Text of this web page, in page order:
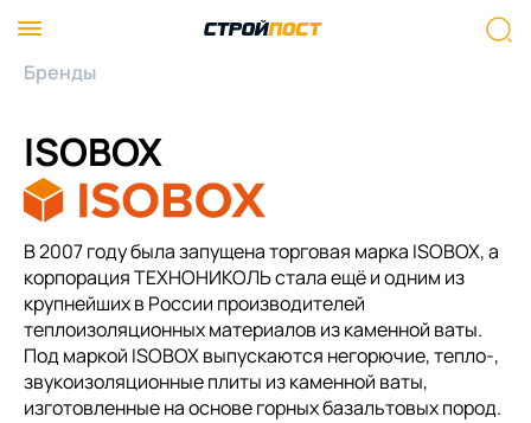
Бренды
ISOBOX
В 2007 году была запущена торговая марка ISOBOX, а
корпорация ТЕХНОНИКОЛЬ стала ещё и одним из
крупнейших в России производителей
теплоизоляционных материалов из каменной ваты.
Под маркой ISOBOX выпускаются негорючие, тепло-,
звукоизоляционные плиты из каменной ваты,
изготовленные на основе горных базальтовых пород.